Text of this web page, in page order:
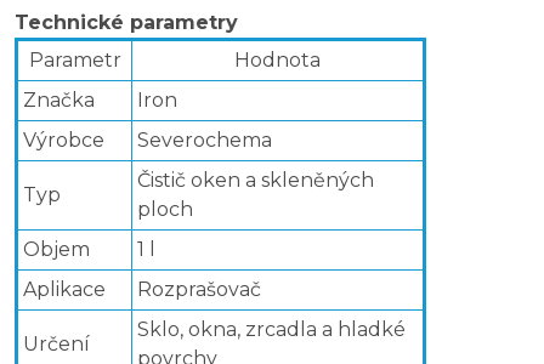
Technické parametry
Parametr
Hodnota
Značka
Iron
Výrobce
Severochema
Typ
Čistič oken a skleněných
ploch
Objem
1 l
Aplikace
Rozprašovač
Určení
Sklo, okna, zrcadla a hladké
povrchy